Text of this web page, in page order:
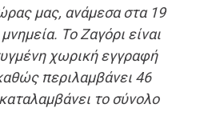
μας, ανάμεσα στα 19
Το Ζαγόρι είναι
χωρική εγγραφή
περιλαμβάνει 46
το σύνολο